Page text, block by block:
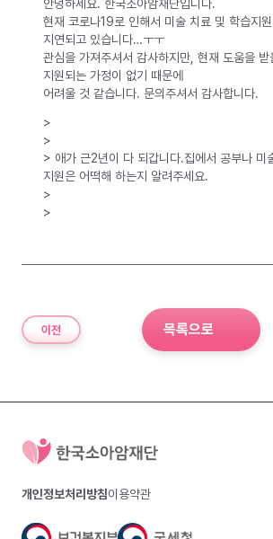
안녕하세요. 한국소아암재단입니다.
현재 코로나19로 인해서 미술 치료 및 학습지
지연되고 있습니다…ㅜㅜ
관심을 가져주셔서 감사하지만, 현재 도움을
지원되는 가정이 없기 때문에
어려울 것 같습니다. 문의주셔서 감사합니다.
>
>
> 애가 근2년이 다 되갑니다.집에서 공부나 미
지원은 어떡해 하는지 알려주세요.
>
>
이전 목록으로
개인정보처리방침이용약관